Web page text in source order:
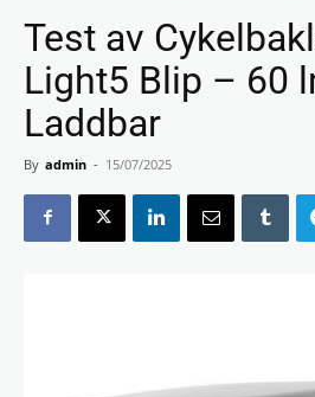
Test av
Light5 Blip – 60
Laddbar
By admin - 15/07/2025